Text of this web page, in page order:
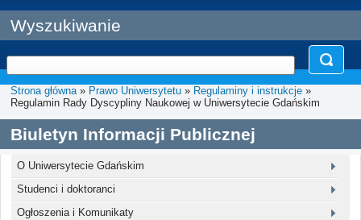
Wyszukiwanie
Strona główna» Prawo Uniwersytetu » Regulaminy i instrukcje »
Regulamin Rady Dyscypliny Naukowej w Uniwersytecie Gdańskim
Biuletyn Informacji Publicznej
O Uniwersytecie Gdańskim
Studenci i doktoranci
Ogłoszenia i Komunikaty